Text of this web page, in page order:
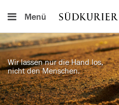
Menü
Wir lassen nur die Hand los,
nicht den Menschen.